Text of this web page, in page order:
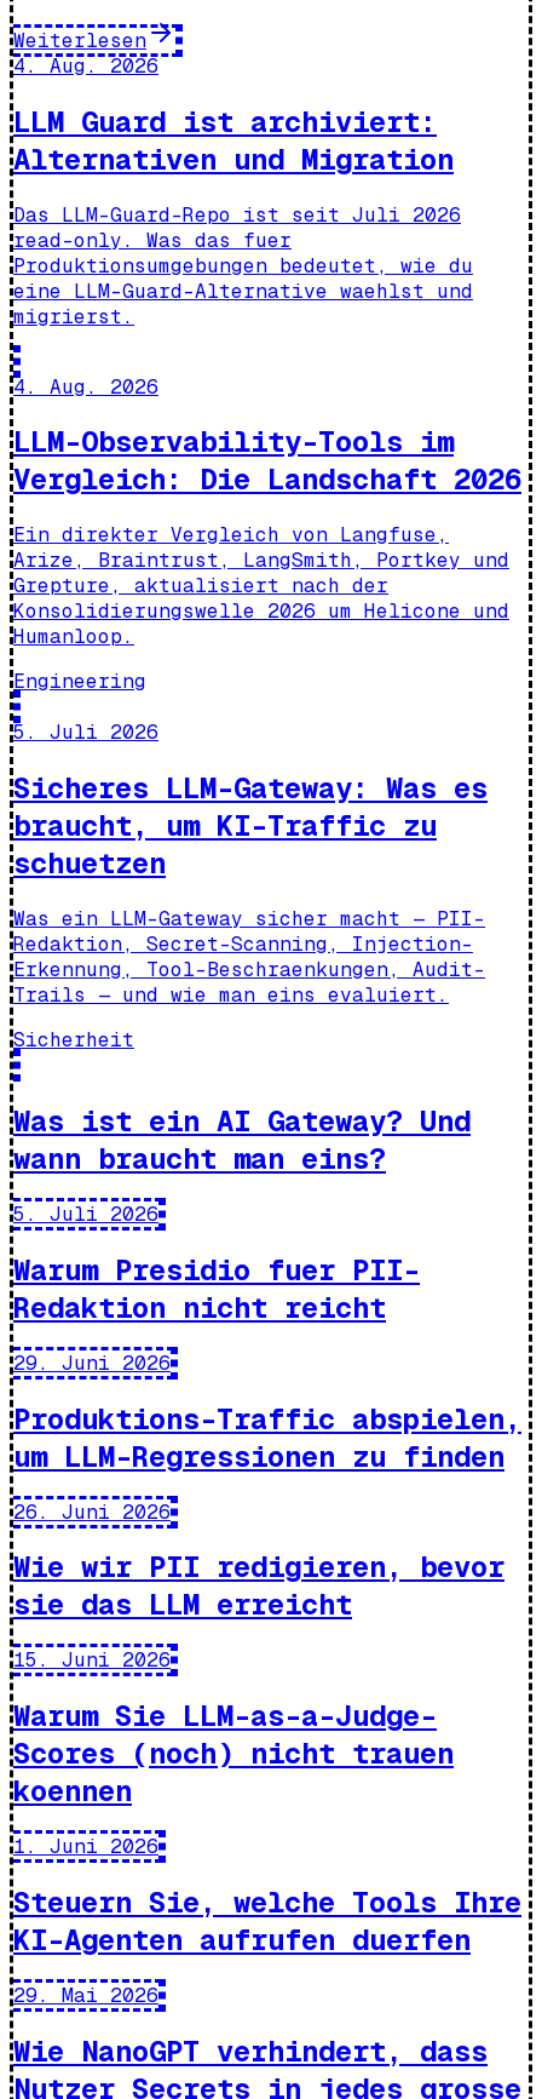
Weiterlesen
4. Aug. 2026
LLM Guard ist archiviert:
Alternativen und Migration
Das LLM-Guard-Repo ist seit Juli 2026
read-only. Was das fuer
Produktionsumgebungen bedeutet, wie du
eine LLM-Guard-Alternative waehlst und
migrierst.
4. Aug. 2026
LLM-Observability-Tools im
Vergleich: Die Landschaft 2026
Ein direkter Vergleich von Langfuse,
Arize, Braintrust, LangSmith, Portkey und
Grepture, aktualisiert nach der
Konsolidierungswelle 2026 um Helicone und
Humanloop.
Engineering
5. Juli 2026
Sicheres LLM-Gateway: Was es
braucht, um KI-Traffic zu
schuetzen
Was ein LLM-Gateway sicher macht — PII-
Redaktion, Secret-Scanning, Injection-
Erkennung, Tool-Beschraenkungen, Audit-
Trails — und wie man eins evaluiert.
Sicherheit
Was ist ein AI Gateway? Und
wann braucht man eins?
5. Juli 2026
Warum Presidio fuer PII-
Redaktion nicht reicht
29. Juni 2026
Produktions-Traffic abspielen,
um LLM-Regressionen zu finden
26. Juni 2026
Wie wir PII redigieren, bevor
sie das LLM erreicht
15. Juni 2026
Warum Sie LLM-as-a-Judge-
Scores (noch) nicht trauen
koennen
1. Juni 2026
Steuern Sie, welche Tools Ihre
KI-Agenten aufrufen duerfen
29. Mai 2026
Wie NanoGPT verhindert, dass
Nutzer Secrets in jedes grosse